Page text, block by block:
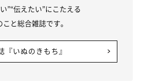
”“伝えたい”にこたえる
こと総合雑誌です。
『いぬのきもち』